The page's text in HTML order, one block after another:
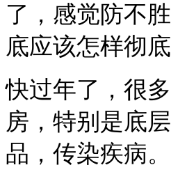
了，感觉防不
底应该怎样彻
快过年了，很
房，特别是底
品，传染疾病